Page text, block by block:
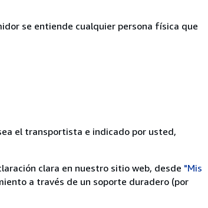
se entiende cualquier persona física que
el transportista e indicado por usted,
clara en nuestro sitio web, desde "Mis
a través de un soporte duradero (por